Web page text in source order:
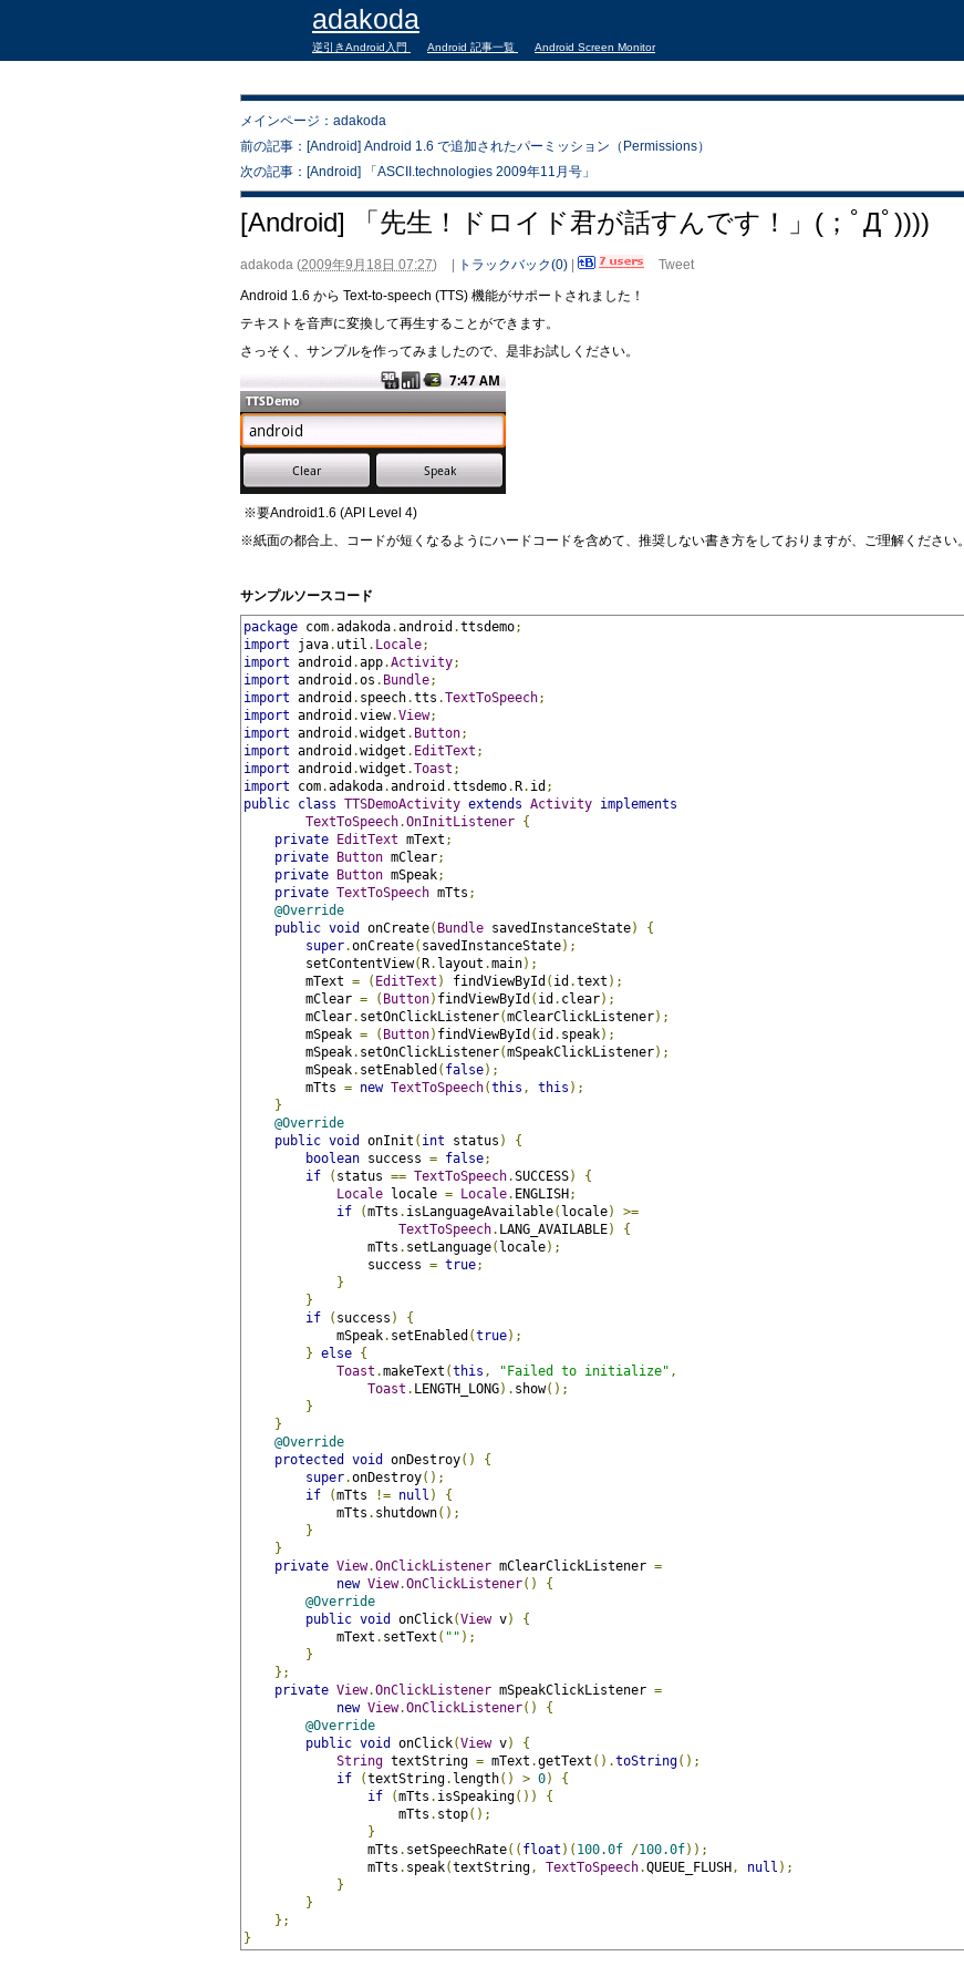
adakoda
逆引きAndroid入門 Android 記事一覧 Android Screen Monitor
メインページ：adakoda
前の記事：[Android] Android 1.6 で追加されたパーミッション（Permissions）
次の記事：[Android] 「ASCII.technologies 2009年11月号」
[Android] 「先生！ドロイド君が話すんです！」(；ﾟДﾟ))))
adakoda (2009年9月18日 07:27) トラックバック(0)
Tweet
Android 1.6 から Text-to-speech (TTS) 機能がサポートされました！
テキストを音声に変換して再生することができます。
さっそく、サンプルを作ってみましたので、是非お試しください。
※要Android1.6 (API Level 4)
※紙面の都合上、コードが短くなるようにハードコードを含めて、推奨しない書き方をしておりますが、ご理解ください。
サンプルソースコード
package com.adakoda.android .ttsdemo;
import java. util . Locale;
import android .app.Activity;
import android .os . Bundle;
import android . speech.tts .TextToSpeech;
import android .view.View;
import android .widget . Button;
import android .widget . EditText ;
import android .widget .Toast ;
import com.adakoda.android .ttsdemo.R. id ;
public class TTSDemoActivity extends Activity implements
TextToSpeech.OnInitListener {
private EditText mText ;
private Button mClear;
private Button mSpeak;
private TextToSpeech mTts ;
@Override
public void onCreate( Bundle savedInstanceState)
{
super.onCreate( savedInstanceState);
setContentView(R. layout .main);
mText = ( EditText ) findViewById ( id .text );
mClear = ( Button) findViewById ( id . clear);
mClear. setOnClickListener(mClearClickListener);
mSpeak = ( Button) findViewById ( id . speak);
mSpeak. setOnClickListener(mSpeakClickListener);
mSpeak. setEnabled ( false);
mTts = new TextToSpeech(this , this );
}
@Override
public void onInit ( int status )
{
boolean success = false;
if
( status == TextToSpeech.SUCCESS)
{
Locale locale = Locale. ENGLISH;
if
(mTts . isLanguageAvailable( locale)
>=
TextToSpeech. LANG_AVAILABLE)
{
mTts . setLanguage( locale);
success = true;
}
}
if
( success )
{
mSpeak. setEnabled (true);
} else {
Toast .makeText (this , "Failed to initialize" ,
Toast . LENGTH_LONG). show();
}
}
@Override
protected
void onDestroy()
{
super.onDestroy();
if
(mTts != null )
{
mTts . shutdown();
}
}
private View.OnClickListener mClearClickListener =
new View.OnClickListener()
{
@Override
public void onClick(View v)
{
mText . setText ( "" );
}
};
private View.OnClickListener mSpeakClickListener =
new View.OnClickListener()
{
@Override
public void onClick(View v)
{
String textString = mText .getText ().toString();
if
(textString. length() > 0)
{
if
(mTts . isSpeaking())
{
mTts . stop();
}
mTts . setSpeechRate(( float )( 100.0f /100.0f));
mTts . speak(textString , TextToSpeech.QUEUE_FLUSH , null );
}
}
};
}